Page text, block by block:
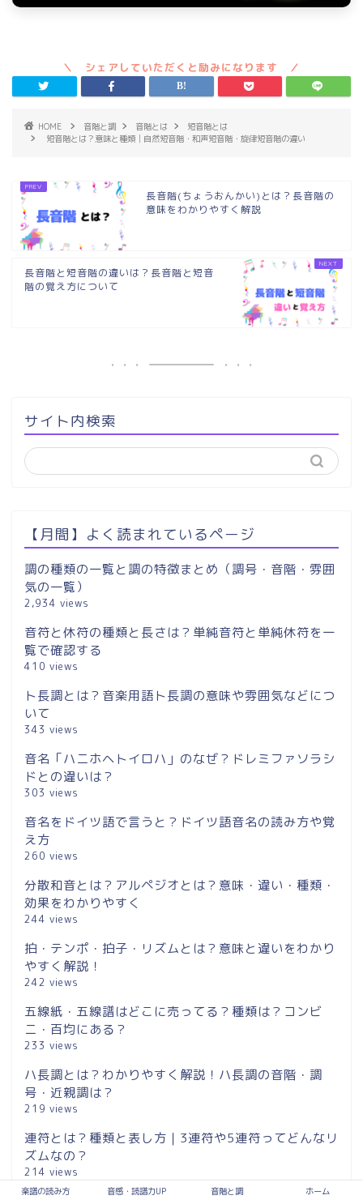
HOME 音階と調 音階とは
短音階とは
短音階とは？意味と種類│自然短音階・和声短音階・旋律短音階の違い
長音階(ちょうおんかい)とは？長音階の
意味をわかりやすく解説
長音階と短音階の違いは？長音階と短音
階の覚え方について
サイト内検索
【月間】よく読まれているページ
調の種類の一覧と調の特徴まとめ（調号・音階・雰囲
気の一覧）
2,934 views
音符と休符の種類と長さは？単純音符と単純休符を一
覧で確認する
410 views
ト長調とは？音楽用語ト長調の意味や雰囲気などにつ
いて
343 views
音名「ハニホヘトイロハ」のなぜ？ドレミファソラシ
ドとの違いは？
303 views
音名をドイツ語で言うと？ドイツ語音名の読み方や覚
え方
260 views
分散和音とは？アルペジオとは？意味・違い・種類・
効果をわかりやすく
244 views
拍・テンポ・拍子・リズムとは？意味と違いをわかり
やすく解説！
242 views
五線紙・五線譜はどこに売ってる？種類は？コンビ
ニ・百均にある？
233 views
ハ長調とは？わかりやすく解説！ハ長調の音階・調
号・近親調は？
219 views
連符とは？種類と表し方｜3連符や5連符ってどんなリ
ズムなの？
214 views
楽譜の読み方 音感・読譜力UP 音階と調 ホーム